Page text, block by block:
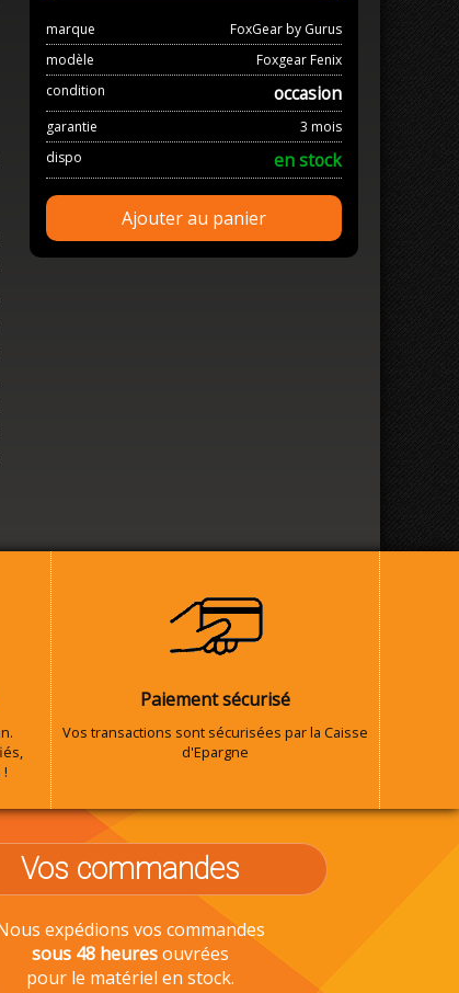
marque
FoxGear by Gurus
modèle
Foxgear Fenix
condition
occasion
garantie
3 mois
dispo
en stock
Ajouter au panier
Paiement sécurisé
Vos transactions sont sécurisées par la Caisse
d'Epargne
Vos commandes
expédions vos commandes
sous 48 heuresouvrées
pour le matériel en stock.